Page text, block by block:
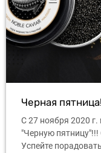
Черная пятница!
С 27 ноября 2020
"Черную пятницу"!!!
Успейте